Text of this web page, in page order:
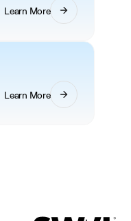
Learn More
Learn More